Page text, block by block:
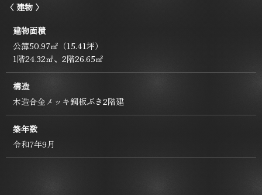
〈 建物 〉
建物面積
公簿50.97㎡（15.41坪）
1階24.32㎡、2階26.65㎡
構造
木造合金メッキ鋼板ぶき2階建
築年数
令和7年9月